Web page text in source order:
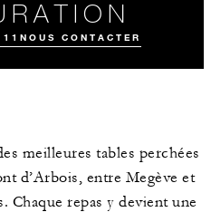
NOUS CONTACTER
meilleures tables perchées
d’Arbois, entre Megève et
Chaque repas y devient une